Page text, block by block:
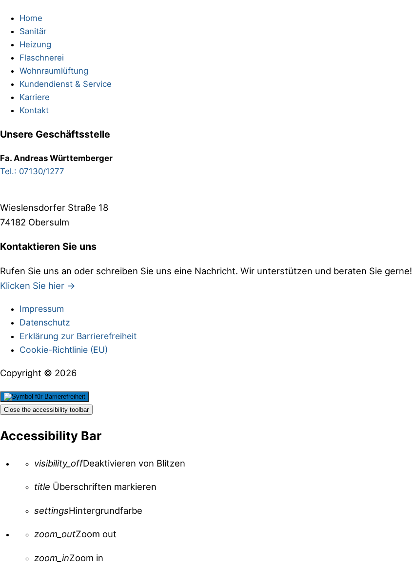
Home
Sanitär
Heizung
Flaschnerei
Wohnraumlüftung
Kundendienst & Service
Karriere
Kontakt
Unsere Geschäftsstelle
Fa. Andreas Württemberger
Tel.: 07130/1277
Wieslensdorfer Straße 18
74182 Obersulm
Kontaktieren Sie uns
Rufen Sie uns an oder schreiben Sie uns eine Nachricht. Wir unterstützen und beraten Sie gerne!
Klicken Sie hier →
Site
Footer
Impressum
Datenschutz
Erklärung zur Barrierefreiheit
Cookie-Richtlinie (EU)
Copyright © 2026
Close the accessibility toolbar
Accessibility Bar
visibility_offDeaktivieren von Blitzen
title Überschriften markieren
settingsHintergrundfarbe
zoom_outZoom out
zoom_inZoom in